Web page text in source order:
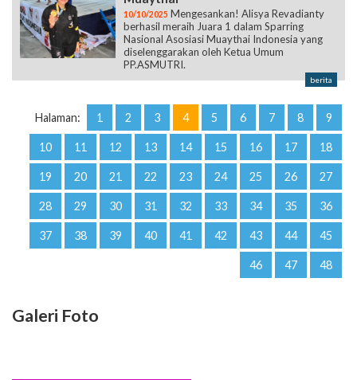
10/10/2025 Mengesankan! Alisya Revadianty
berhasil meraih Juara 1 dalam Sparring
Nasional Asosiasi Muaythai Indonesia yang
diselenggarakan oleh Ketua Umum
PP.ASMUTRI.
berita
Halaman: 1 2 3 4 5 6 7 8 9
10 11 12 13 14 15 16 17 18
19 20 21 22 23 24 25 26 27
28 29 30 31 32 33 34 35 36
37 38 39 40 41 42 43 44 45
46 47 48
Galeri Foto